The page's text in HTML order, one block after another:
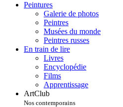
Peintures
Galerie de photos
Peintres
Musées du monde
Peintres russes
En train de lire
Livres
Encyclopédie
Films
Apprentissage
ArtClub
Nos contemporains